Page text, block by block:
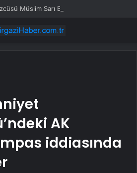
AK
iddiasında